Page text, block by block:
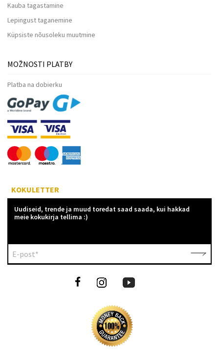
Kauba tagastamine
Lepingust taganemine
Küpsiste nõusoleku muutmine
MOŽNOSTI PLATBY
Platba na dobierku
KOKULETTER
Uudiseid, trende ja muud toredat saad saada, kui hakkad
meie kokukirja tellima :)
E-post*